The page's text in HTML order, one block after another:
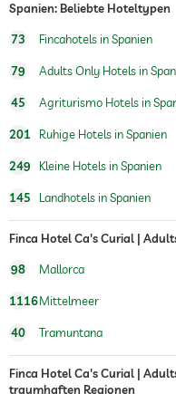
Spanien: Beliebte Hoteltypen
73 Fincahotels in Spanien
79 Adults Only Hotels in
45 Agriturismo Hotels in
201 Ruhige Hotels in Spanien
249 Kleine Hotels in Spanien
145 Landhotels in Spanien
Finca Hotel Ca's Curial |
98 Mallorca
1116Mittelmeer
40 Tramuntana
Finca Hotel Ca's Curial |
traumhaften Regionen